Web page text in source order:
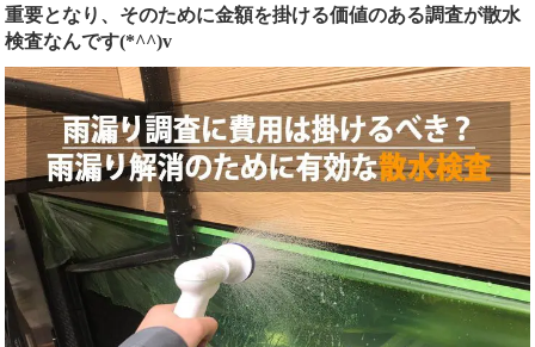
重要となり、そのために金額を掛ける価値のある調査が散水
検査なんです(*^^)v